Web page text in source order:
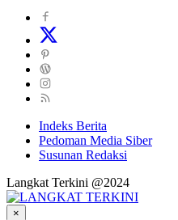
Indeks Berita
Pedoman Media Siber
Susunan Redaksi
Langkat Terkini @2024
×